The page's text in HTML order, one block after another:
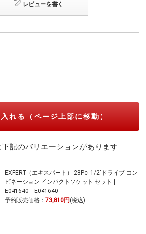
レビューを書く
れる（ページ上部に移動）
記のバリエーションがあります
EXPERT（エキスパート） 28Pc. 1/2"ドライブ コン
ビネーション インパクトソケット セット |
E041640 E041640
予約販売価格： 73,810円 (税込)